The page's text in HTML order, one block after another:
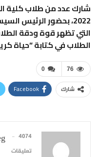
شارك عدد من طلاب كلية
2022، بحضور الرئيس
التي تظهر قوة ودقة
الطلاب في كتابة “حياة
0 76
شارك Facebook
4074 المشاركات
تعليقات